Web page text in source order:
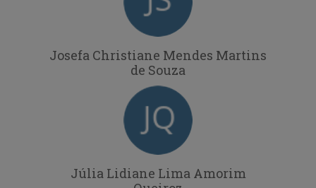
Josefa Christiane Mendes Martins
de Souza
Júlia Lidiane Lima Amorim